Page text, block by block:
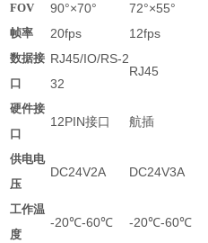
FOV 90°×70° 72°×55°
帧率 20fps 12fps
数据接
口
RJ45/IO/RS-2
32
RJ45
硬件接
口
12PIN接口 航插
供电电
压
DC24V2A DC24V3A
工作温
度
-20℃-60℃ -20℃-60℃